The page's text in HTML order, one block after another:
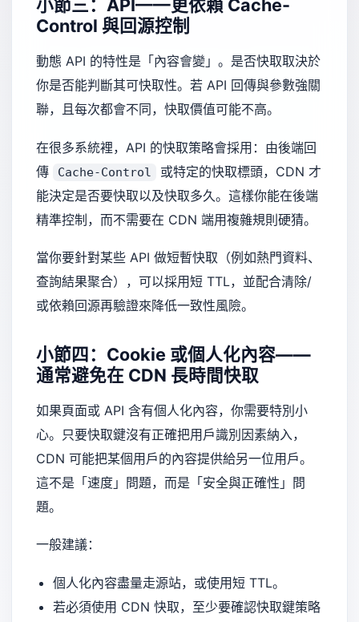
小節三：API——更依賴 Cache-
Control 與回源控制
動態 API 的特性是「內容會變」。是否快取取決於
你是否能判斷其可快取性。若 API 回傳與參數強關
聯，且每次都會不同，快取價值可能不高。
在很多系統裡，API 的快取策略會採用：由後端回
傳
Cache-Control
或特定的快取標頭，CDN 才
能決定是否要快取以及快取多久。這樣你能在後端
精準控制，而不需要在 CDN 端用複雜規則硬猜。
當你要針對某些 API 做短暫快取（例如熱門資料、
查詢結果聚合），可以採用短 TTL，並配合清除/
或依賴回源再驗證來降低一致性風險。
小節四：Cookie 或個人化內容——
通常避免在 CDN 長時間快取
如果頁面或 API 含有個人化內容，你需要特別小
心。只要快取鍵沒有正確把用戶識別因素納入，
CDN 可能把某個用戶的內容提供給另一位用戶。
這不是「速度」問題，而是「安全與正確性」問
題。
一般建議：
個人化內容盡量走源站，或使用短 TTL。
若必須使用 CDN 快取，至少要確認快取鍵策略